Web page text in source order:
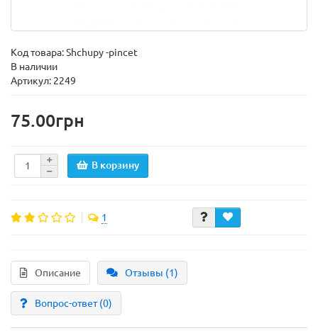
Код товара:Shchupy -pincet
В наличии
Артикул: 2249
75.00грн
В корзину
1
Описание Отзывы (1)
Вопрос-ответ(0)